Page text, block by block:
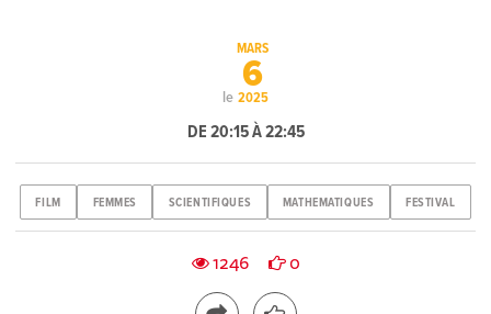
le
MARS
6
2025
DE 20:15 À 22:45
FILM FEMMES SCIENTIFIQUES MATHEMATIQUES FESTIVAL
1246 0